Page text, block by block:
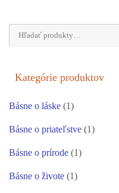
Hľadať:
Kategórie produktov
Básne o láske (1)
Básne o priateľstve (1)
Básne o prírode (1)
Básne o živote (1)